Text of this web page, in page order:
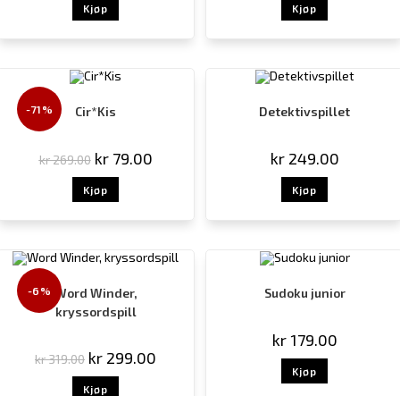
Kjøp Kjøp
-71% Cir*Kis
kr269.00 kr79.00
Kjøp
Detektivspillet
kr249.00
Kjøp
-6%
Word Winder,
kryssordspill
kr319.00 kr 299.00
Kjøp
Sudoku junior
kr179.00
Kjøp